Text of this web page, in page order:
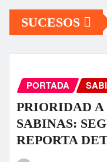
SUCESOS
Fuerte
La